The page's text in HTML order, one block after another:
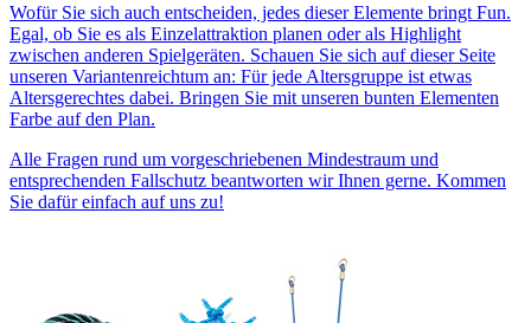
Wofür Sie sich auch entscheiden, jedes dieser Elemente bringt Fun.
Egal, ob Sie es als Einzelattraktion planen oder als Highlight
zwischen anderen Spielgeräten. Schauen Sie sich auf dieser Seite
unseren Variantenreichtum an: Für jede Altersgruppe ist etwas
Altersgerechtes dabei. Bringen Sie mit unseren bunten Elementen
Farbe auf den Plan.
Alle Fragen rund um vorgeschriebenen Mindestraum und
entsprechenden Fallschutz beantworten wir Ihnen gerne. Kommen
Sie dafür einfach auf uns zu!